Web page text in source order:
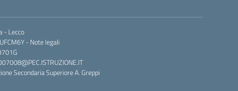
- Lecco
- Note legali
Secondaria Superiore A. Greppi